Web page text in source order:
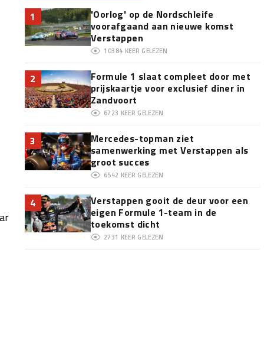
1
'Oorlog' op de Nordschleife
voorafgaand aan nieuwe komst
Verstappen
10384 KEER GELEZEN
2
Formule 1 slaat compleet door met
prijskaartje voor exclusief diner in
Zandvoort
6723 KEER GELEZEN
3
Mercedes-topman ziet
samenwerking met Verstappen als
groot succes
6542 KEER GELEZEN
4
Verstappen gooit de deur voor een
eigen Formule 1-team in de
toekomst dicht
2731 KEER GELEZEN